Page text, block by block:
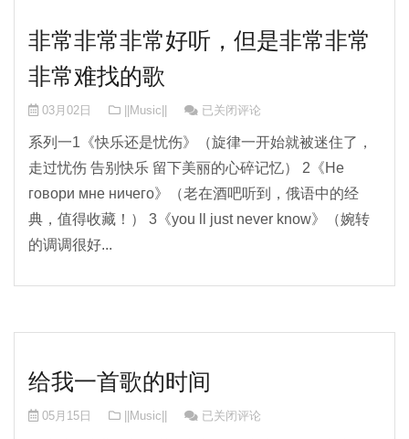
非常非常非常好听，但是非常非常
非常难找的歌
03月02日 ||Music|| 非常非常非常好听，但是非常非常非常
已关闭评论
系列一1《快乐还是忧伤》（旋律一开始就被迷住了，
走过忧伤 告别快乐 留下美丽的心碎记忆） 2《Не
говори мне ничего》（老在酒吧听到，俄语中的经
典，值得收藏！） 3《you ll just never know》（婉转
的调调很好...
给我一首歌的时间
05月15日 ||Music|| 给我一首歌的时间
已关闭评论